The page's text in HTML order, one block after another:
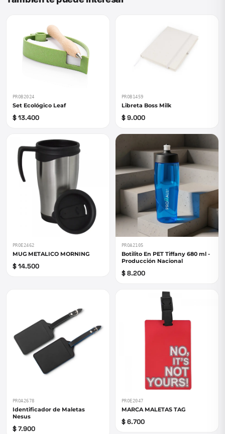
PROB2024
Set Ecológico Leaf
$ 13.400
PROB1459
Libreta Boss Milk
$ 9.000
PROE2462
MUG METALICO MORNING
$ 14.500
PROA2105
Botilito En PET Tiffany 680 ml -
Producción Nacional
$ 8.200
PROA2678
Identificador de Maletas
Nesus
$ 7.900
PROE2047
MARCA MALETAS TAG
$ 6.700